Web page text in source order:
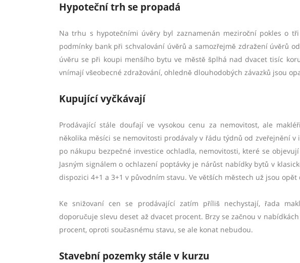
Hypoteční trh se propadá
Na trhu s hypotečními úvěry byl zaznamenán meziroční pokles o
podmínky bank při schvalování úvěrů a samozřejmě zdražení úvěrů
úvěru se při koupi menšího bytu ve městě šplhá nad dvacet tisíc
vnímají všeobecné zdražování, ohledně dlouhodobých závazků jsou
Kupující vyčkávají
Prodávající stále doufají ve vysokou cenu za nemovitost, ale
několika měsíci se nemovitosti prodávaly v řádu týdnů od zveřejnění
po nákupu bezpečné investice ochladla, nemovitosti, které se
Jasným signálem o ochlazení poptávky je nárůst nabídky bytů v
dispozici 4+1 a 3+1 v původním stavu. Ve větších městech už jsou
Ke snižovaní cen se prodávající zatím příliš nechystají, řada
doporučuje slevu deset až dvacet procent. Brzy se začnou v
procent, oproti současnému stavu, se ale konat nebudou.
Stavební pozemky stále v kurzu